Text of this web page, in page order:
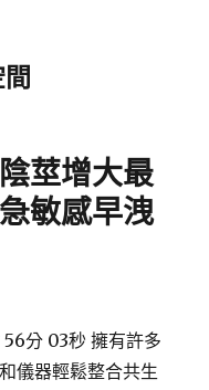
莖增大最
敏感早洩
56分 03秒擁有許多
和儀器輕鬆整合共生